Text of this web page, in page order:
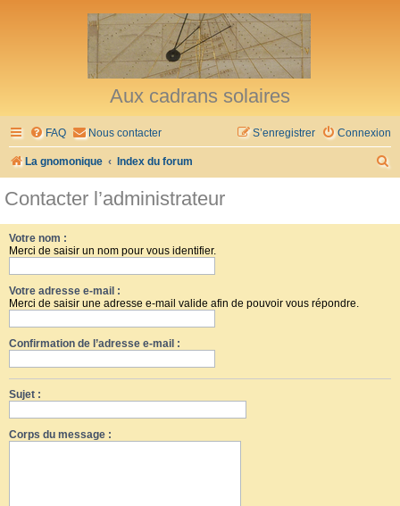
Aux cadrans solaires
FAQ Nous contacter Connexion
S’enregistrer
La gnomonique Index du forum
Contacter l’administrateur
Votre nom :
Merci de saisir un nom pour vous identifier.
Votre adresse e-mail :
Merci de saisir une adresse e-mail valide afin de pouvoir vous répondre.
Confirmation de l’adresse e-mail :
Sujet :
Corps du message :